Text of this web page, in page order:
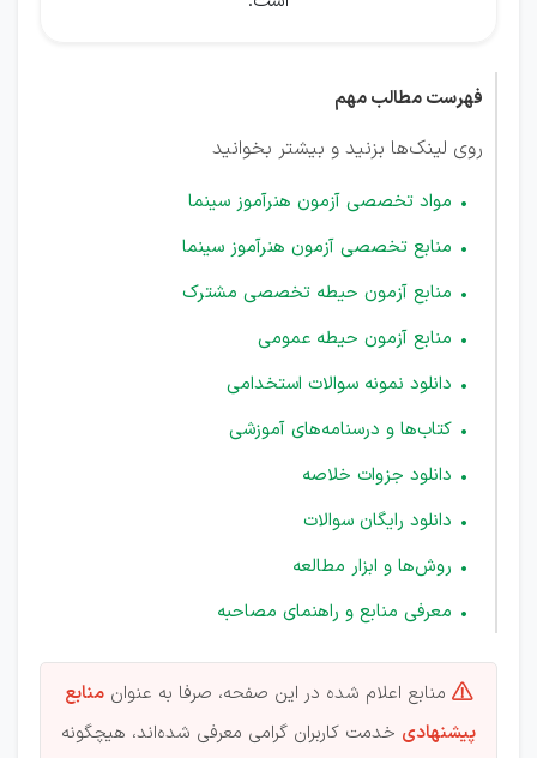
فهرست مطالب مهم
روی لینک‌ها بزنید و بیشتر بخوانید
مواد تخصصی آزمون هنرآموز سینما
منابع تخصصی آزمون هنرآموز سینما
منابع آزمون حیطه تخصصی مشترک
منابع آزمون حیطه عمومی
دانلود نمونه سوالات استخدامی
کتاب‌ها و درسنامه‌های آموزشی
دانلود جزوات خلاصه
دانلود رایگان سوالات
روش‌ها و ابزار مطالعه
معرفی منابع و راهنمای مصاحبه
 منابع اعلام شده در این صفحه، صرفا به عنوان منابع
پیشنهادی خدمت کاربران گرامی معرفی شده‌اند، هیچگونه